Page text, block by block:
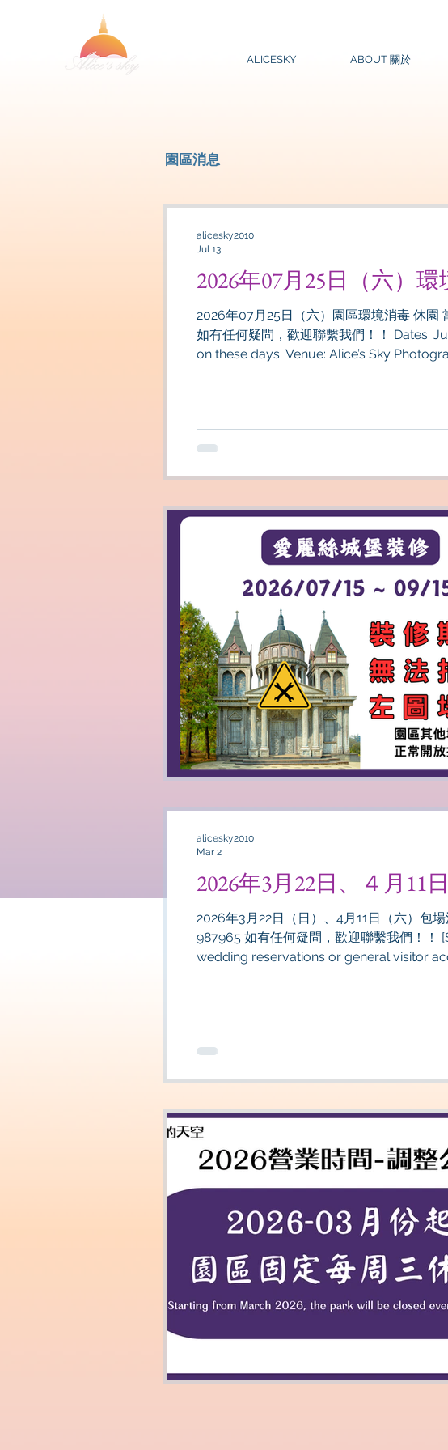
ALICESKY ABOUT 關於
2026年07月25日（六）
2026年07月25日（六）園區環境消毒 休
如有任何疑問，歡迎聯繫我們！！ Dates: July 25 (Sat), 2026 Note: No wedding reservations or general
on these days. Venue: Alice’s Sky
alicesky2010
Jul 13
2026年3月22日、４月11
2026年3月22日（日）、4月11日（六）包
987965 如有任何疑問，歡迎聯繫我們！！ [Summary of Closure]
wedding reservations or general visitor access on these days.
alicesky2010
Mar 2
​園區消息